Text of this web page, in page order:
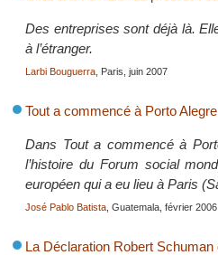
Des entreprises sont déjà là.
à l’étranger.
Larbi Bouguerra , Paris, juin 2007
Tout a commencé à Porto
Dans Tout a commencé à
l’histoire du Forum social
européen qui a eu lieu à Paris
José Pablo Batista , Guatemala, février 2006
La Déclaration Robert Schuman